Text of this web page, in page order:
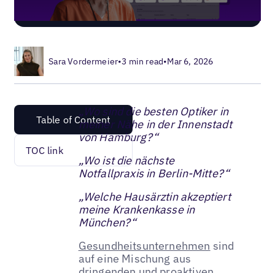
Sara Vordermeier•3 min read•Mar 6, 2026
Table of Content
TOC link
„Wo sind die besten Optiker in
meiner Nähe in der Innenstadt
von Hamburg?“
„Wo ist die nächste
Notfallpraxis in Berlin-Mitte?“
„Welche Hausärztin akzeptiert
meine Krankenkasse in
München?“
Gesundheitsunternehmen sind
auf eine Mischung aus